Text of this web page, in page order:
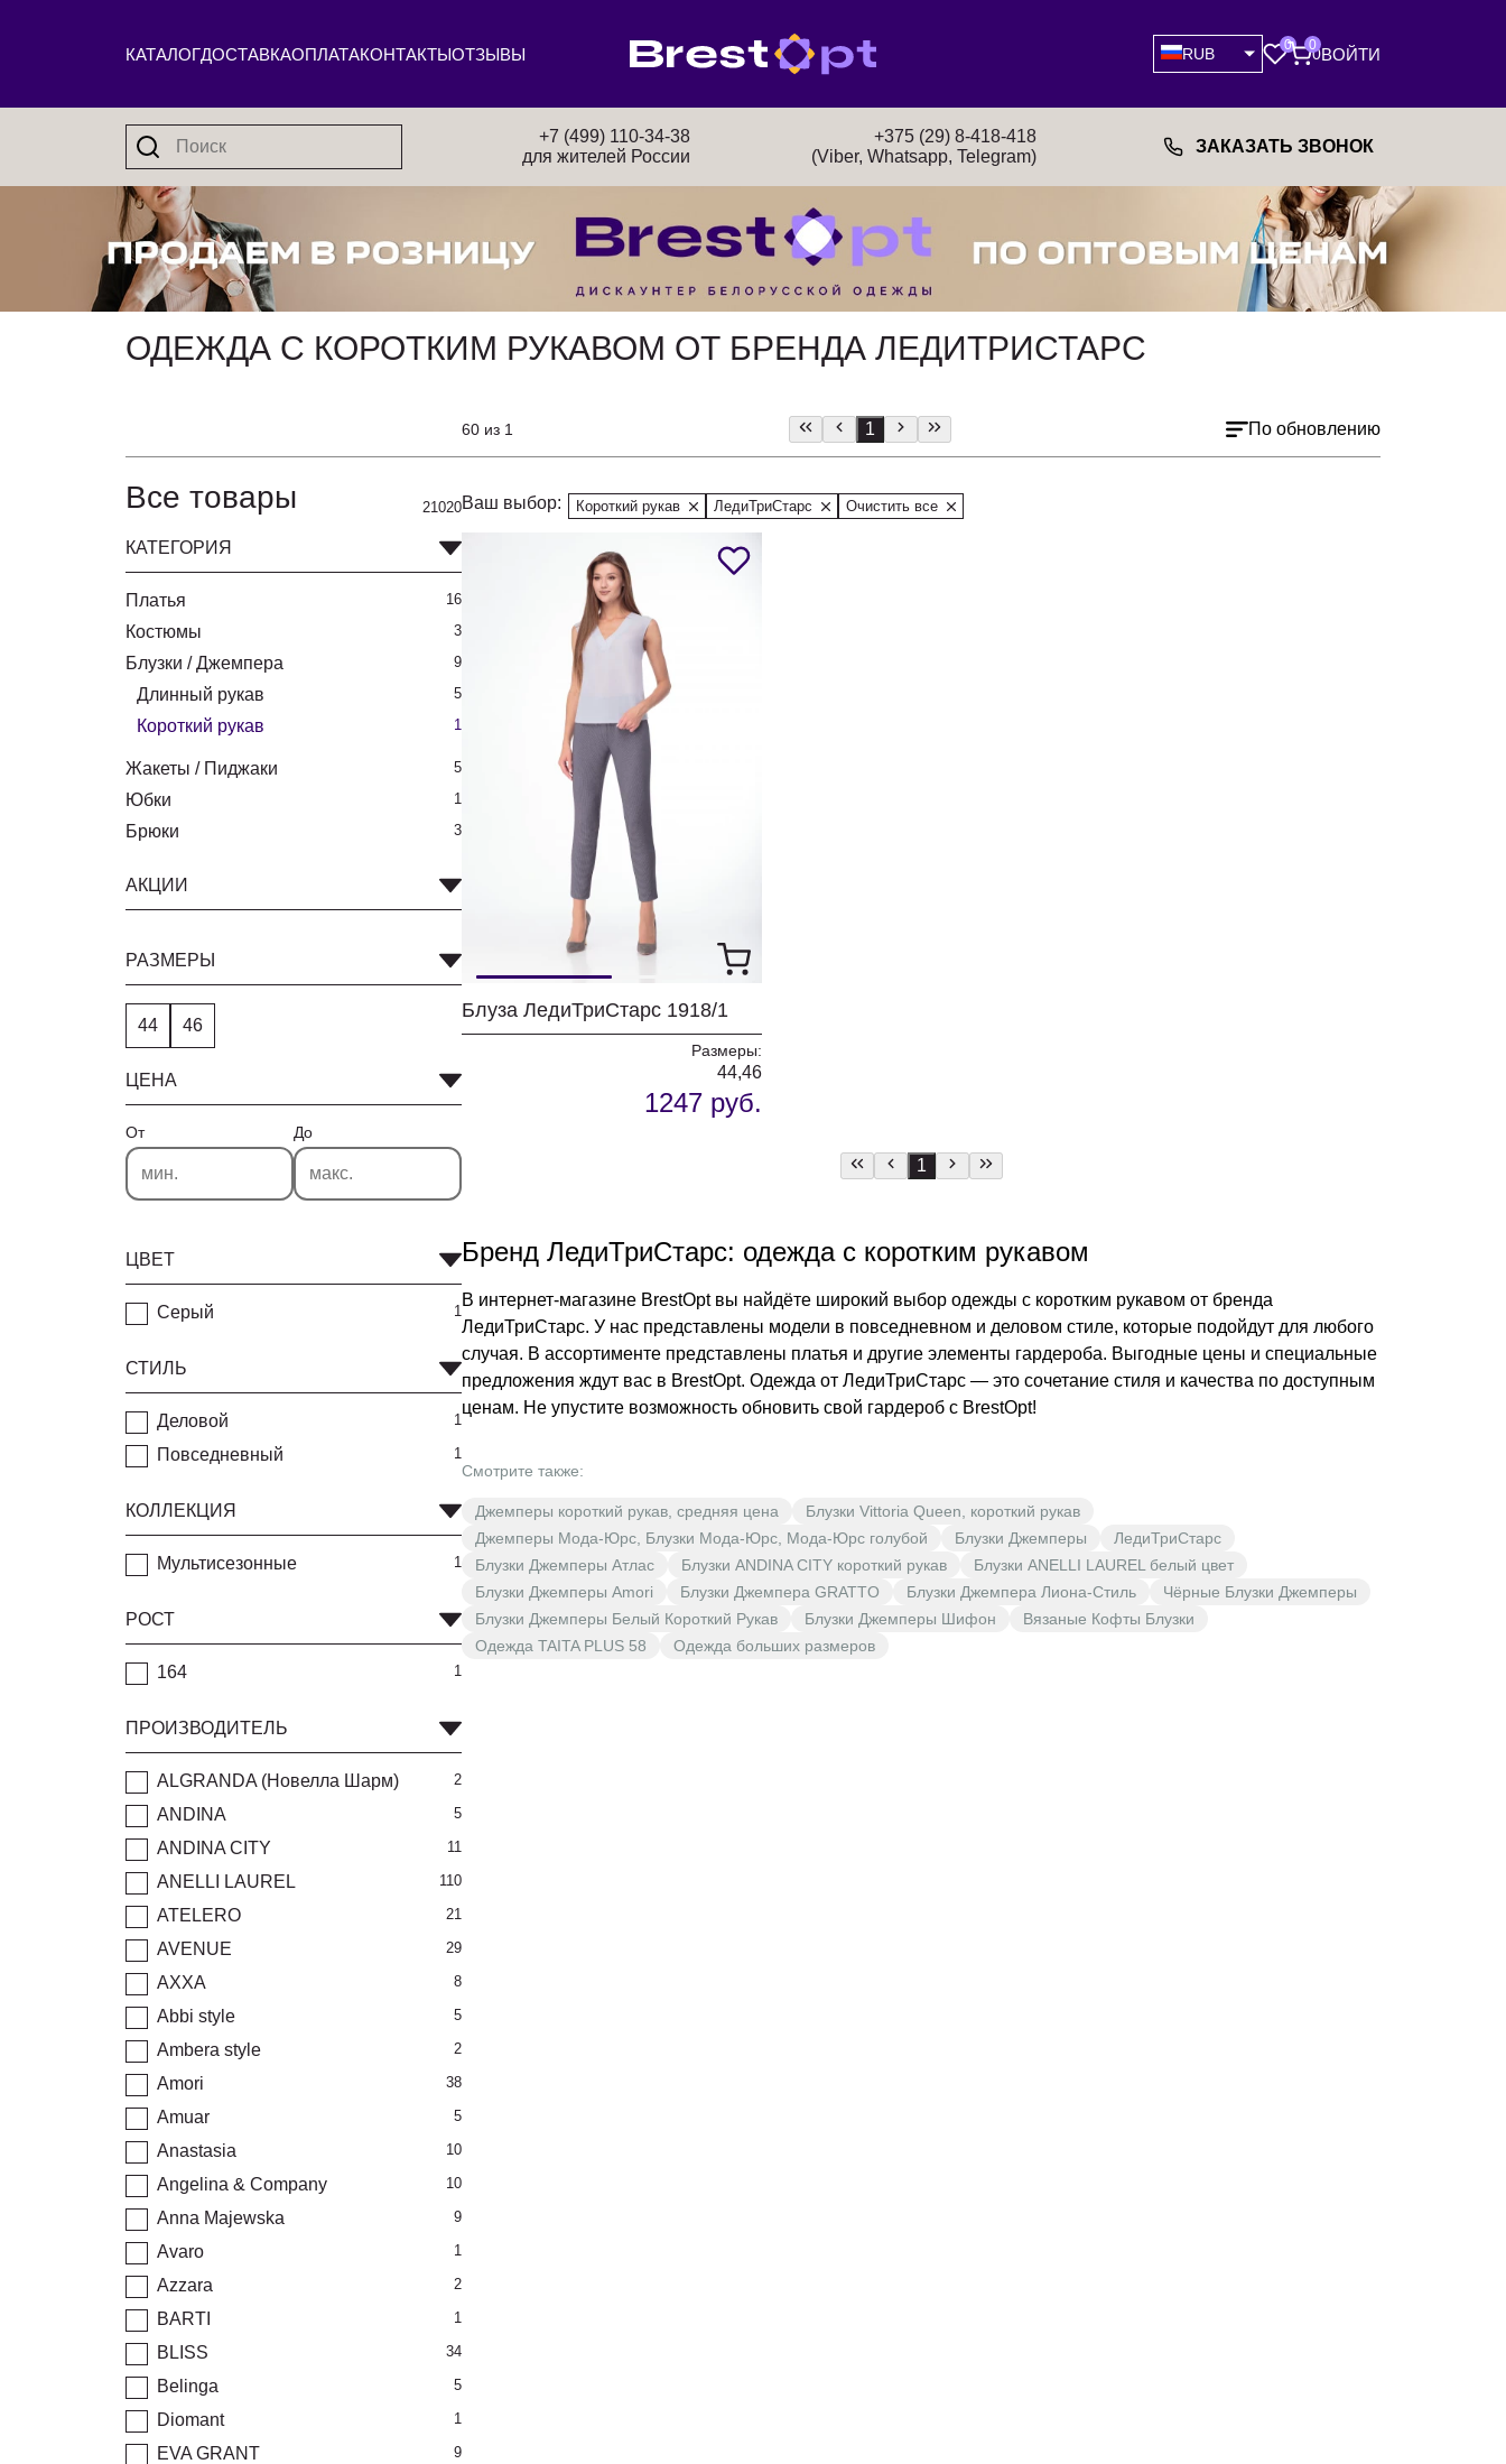
КАТАЛОГДОСТАВКАОПЛАТАКОНТАКТЫОТЗЫВЫ RUB
0 0
0ВОЙТИ
+7 (499) 110-34-38
для жителей России
+375 (29) 8-418-418
(Viber, Whatsapp, Telegram)
ЗАКАЗАТЬ ЗВОНОК
ОДЕЖДА С КОРОТКИМ РУКАВОМ ОТ БРЕНДА ЛЕДИТРИСТАРС
60 из 1 По обновлению
1
Все товары 21020
КАТЕГОРИЯ
Платья 16
Костюмы 3
Блузки / Джемпера 9
Длинный рукав 5
Короткий рукав 1
Жакеты / Пиджаки 5
Юбки 1
Брюки 3
АКЦИИ
РАЗМЕРЫ
44 46
ЦЕНА
От До
ЦВЕТ
Серый 1
СТИЛЬ
Деловой 1
Повседневный 1
КОЛЛЕКЦИЯ
Мультисезонные 1
РОСТ
164 1
ПРОИЗВОДИТЕЛЬ
ALGRANDA (Новелла Шарм) 2
ANDINA 5
ANDINA CITY 11
ANELLI LAUREL 110
ATELERO 21
AVENUE 29
AXXA 8
Abbi style 5
Ambera style 2
Amori 38
Amuar 5
Anastasia 10
Angelina & Company 10
Anna Majewska 9
Avaro 1
Azzara 2
BARTI 1
BLISS 34
Belinga 5
Diomant 1
EVA GRANT 9
Ваш выбор: Короткий рукав ЛедиТриСтарс Очистить все
Блуза ЛедиТриСтарс 1918/1
Размеры:
44,46
1247 руб.
1
Бренд ЛедиТриСтарс: одежда с коротким рукавом
В интернет-магазине BrestOpt вы найдёте широкий выбор одежды с коротким рукавом от бренда
ЛедиТриСтарс. У нас представлены модели в повседневном и деловом стиле, которые подойдут для любого
случая. В ассортименте представлены платья и другие элементы гардероба. Выгодные цены и специальные
предложения ждут вас в BrestOpt. Одежда от ЛедиТриСтарс — это сочетание стиля и качества по доступным
ценам. Не упустите возможность обновить свой гардероб с BrestOpt!
Смотрите также:
Джемперы короткий рукав, средняя цена
Блузки Vittoria Queen, короткий рукав
Джемперы Мода-Юрс, Блузки Мода-Юрс, Мода-Юрс голубой
Блузки Джемперы
ЛедиТриСтарс
Блузки Джемперы Атлас
Блузки ANDINA CITY короткий рукав
Блузки ANELLI LAUREL белый цвет
Блузки Джемперы Amori
Блузки Джемпера GRATTO Блузки Джемпера Лиона-Стиль
Чёрные Блузки Джемперы
Блузки Джемперы Белый Короткий Рукав
Блузки Джемперы Шифон
Вязаные Кофты Блузки
Одежда TAITA PLUS 58
Одежда больших размеров